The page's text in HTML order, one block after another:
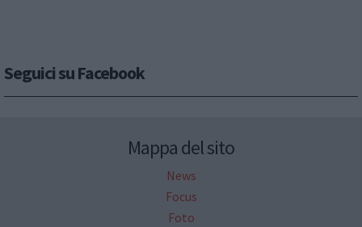
Seguici su Facebook
Mappa del sito
News
Focus
Foto